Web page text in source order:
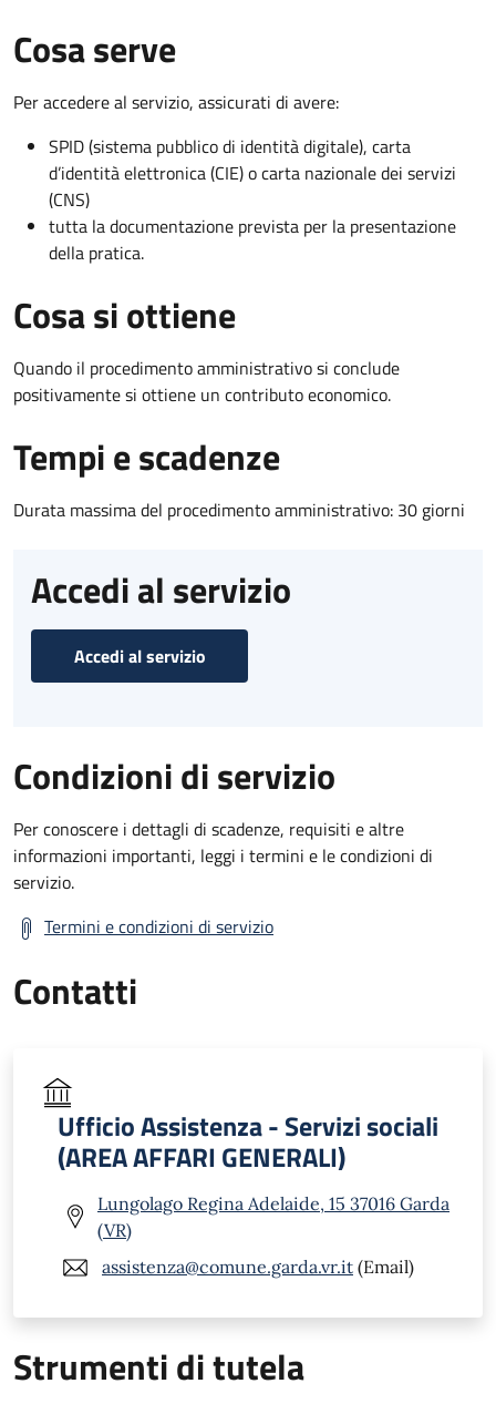
Cosa serve
Per accedere al servizio, assicurati di avere:
SPID (sistema pubblico di identità digitale), carta
d’identità elettronica (CIE) o carta nazionale dei servizi
(CNS)
tutta la documentazione prevista per la presentazione
della pratica.
Cosa si ottiene
Quando il procedimento amministrativo si conclude
positivamente si ottiene un contributo economico.
Tempi e scadenze
Durata massima del procedimento amministrativo: 30 giorni
Accedi al servizio
Accedi al servizio
Condizioni di servizio
Per conoscere i dettagli di scadenze, requisiti e altre
informazioni importanti, leggi i termini e le condizioni di
servizio.
Termini e condizioni di servizio
Contatti
Ufficio Assistenza - Servizi sociali
(AREA AFFARI GENERALI)
Lungolago Regina Adelaide, 15 37016 Garda
(VR)
assistenza@comune.garda.vr.it (Email)
Strumenti di tutela